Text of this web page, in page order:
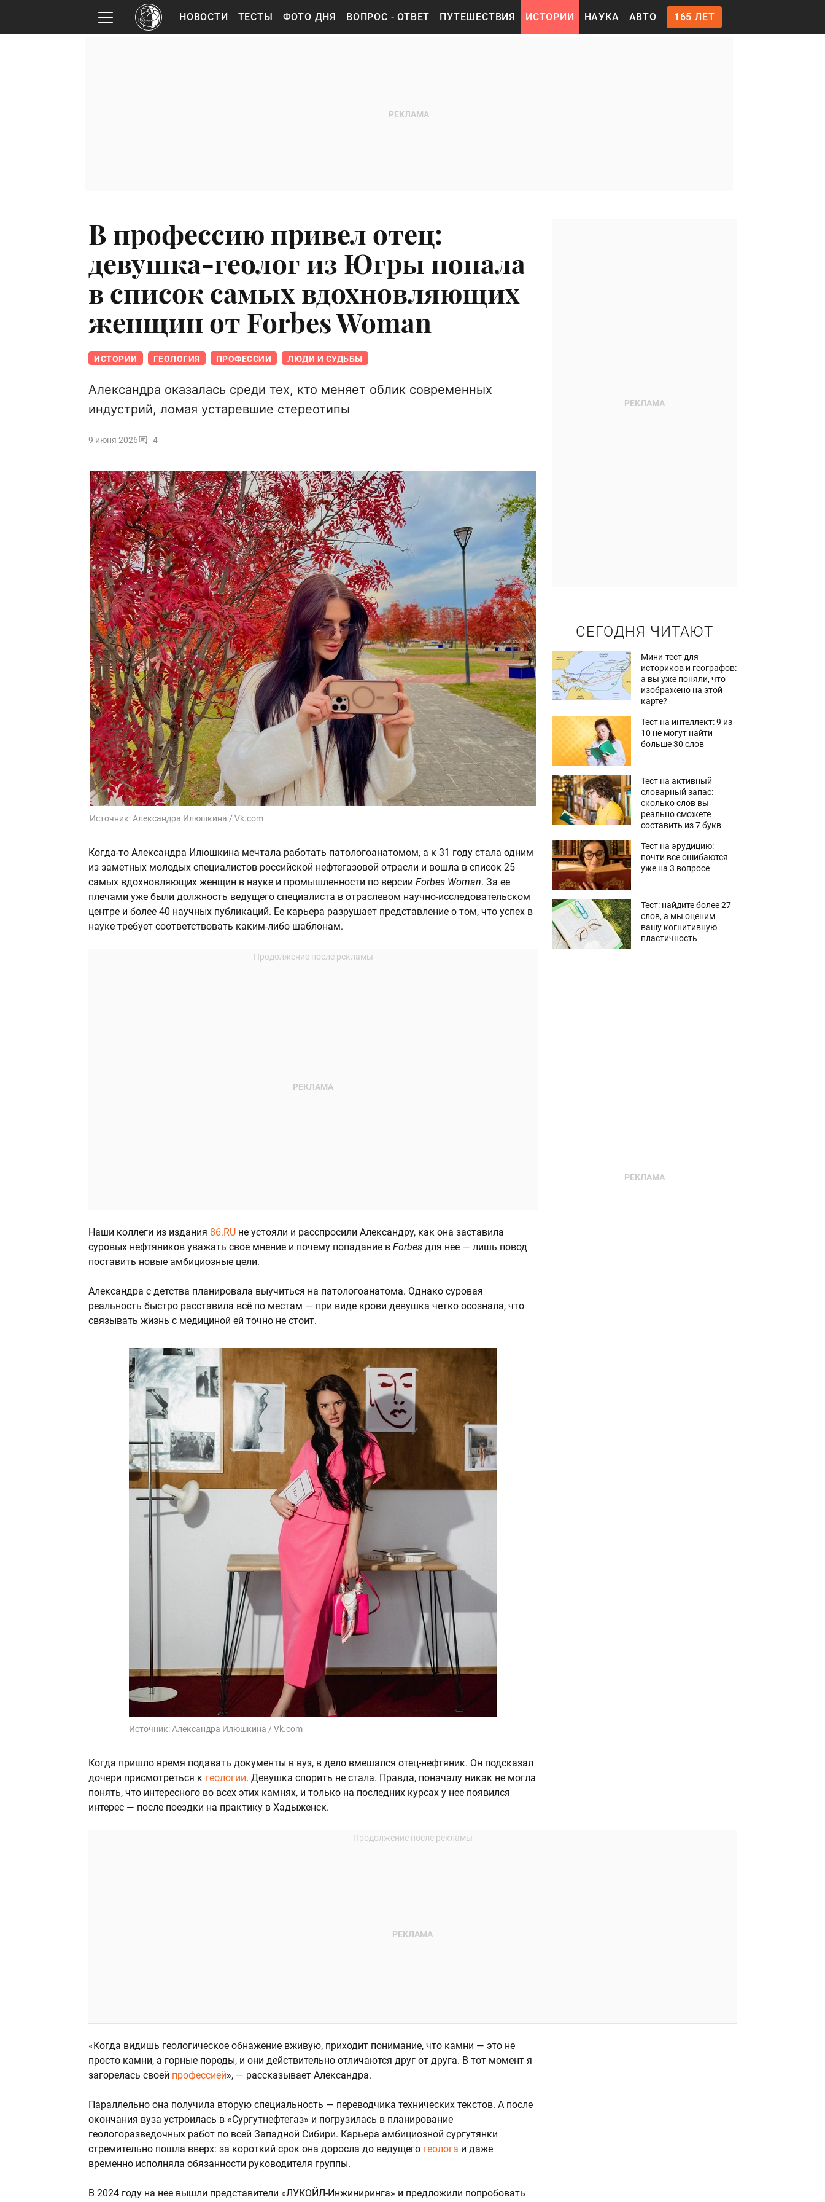
НОВОСТИ ТЕСТЫ ФОТО ДНЯ ВОПРОС - ОТВЕТ ПУТЕШЕСТВИЯ ИСТОРИИ НАУКА АВТО 165 ЛЕТ
В профессию привел отец:
девушка-геолог из Югры попала
в список самых вдохновляющих
женщин от Forbes Woman
ИСТОРИИ ГЕОЛОГИЯ ПРОФЕССИИ ЛЮДИ И СУДЬБЫ
Александра оказалась среди тех, кто меняет облик современных
индустрий, ломая устаревшие стереотипы
9 июня 2026 4
Источник:Александра Илюшкина / Vk.com
Когда-то Александра Илюшкина мечтала работать патологоанатомом, а к 31 году стала одним
из заметных молодых специалистов российской нефтегазовой отрасли и вошла в список 25
самых вдохновляющих женщин в науке и промышленности по версии Forbes Woman. За ее
плечами уже были должность ведущего специалиста в отраслевом научно-исследовательском
центре и более 40 научных публикаций. Ее карьера разрушает представление о том, что успех в
науке требует соответствовать каким-либо шаблонам.
Наши коллеги из издания 86.RU не устояли и расспросили Александру, как она заставила
суровых нефтяников уважать свое мнение и почему попадание в Forbes для нее — лишь повод
поставить новые амбициозные цели.
Александра с детства планировала выучиться на патологоанатома. Однако суровая
реальность быстро расставила всё по местам — при виде крови девушка четко осознала, что
связывать жизнь с медициной ей точно не стоит.
Источник:Александра Илюшкина / Vk.com
Когда пришло время подавать документы в вуз, в дело вмешался отец-нефтяник. Он подсказал
дочери присмотреться к геологии. Девушка спорить не стала. Правда, поначалу никак не могла
понять, что интересного во всех этих камнях, и только на последних курсах у нее появился
интерес — после поездки на практику в Хадыженск.
«Когда видишь геологическое обнажение вживую, приходит понимание, что камни — это не
просто камни, а горные породы, и они действительно отличаются друг от друга. В тот момент я
загорелась своей профессией», — рассказывает Александра.
Параллельно она получила вторую специальность — переводчика технических текстов. А после
окончания вуза устроилась в «Сургутнефтегаз» и погрузилась в планирование
геологоразведочных работ по всей Западной Сибири. Карьера амбициозной сургутянки
стремительно пошла вверх: за короткий срок она доросла до ведущего геолога и даже
временно исполняла обязанности руководителя группы.
В 2024 году на нее вышли представители «ЛУКОЙЛ-Инжиниринга» и предложили попробовать
СЕГОДНЯ ЧИТАЮТ
Мини-тест для
историков и географов:
а вы уже поняли, что
изображено на этой
карте?
Тест на интеллект: 9 из
10 не могут найти
больше 30 слов
Тест на активный
словарный запас:
сколько слов вы
реально сможете
составить из 7 букв
Тест на эрудицию:
почти все ошибаются
уже на 3 вопросе
Тест: найдите более 27
слов, а мы оценим
вашу когнитивную
пластичность